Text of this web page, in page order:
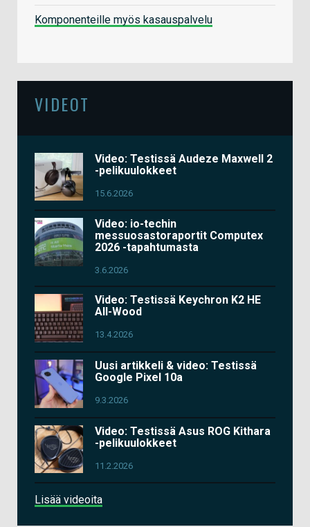
Komponenteille myös kasauspalvelu
VIDEOT
Video: Testissä Audeze Maxwell 2
-pelikuulokkeet
15.6.2026
Video: io-techin
messuosastoraportit Computex
2026 -tapahtumasta
3.6.2026
Video: Testissä Keychron K2 HE
All-Wood
13.4.2026
Uusi artikkeli & video: Testissä
Google Pixel 10a
9.3.2026
Video: Testissä Asus ROG Kithara
-pelikuulokkeet
11.2.2026
Lisää videoita